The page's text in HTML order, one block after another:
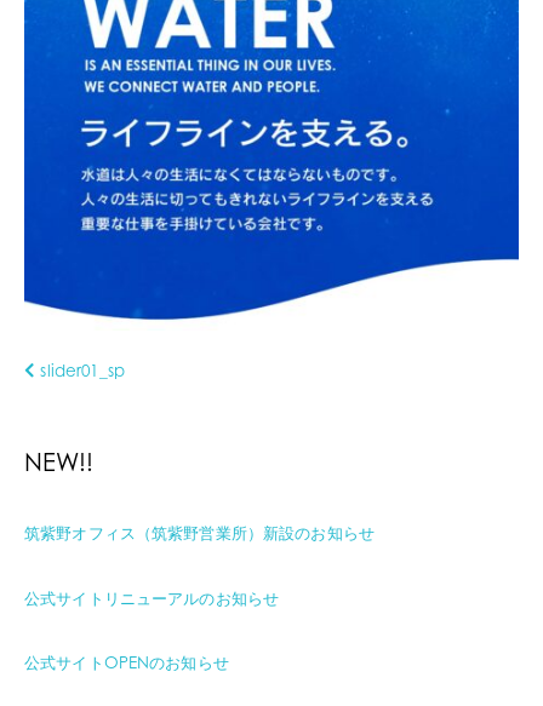
slider01_sp
NEW!!
筑紫野オフィス（筑紫野営業所）新設のお知らせ
公式サイトリニューアルのお知らせ
公式サイトOPENのお知らせ